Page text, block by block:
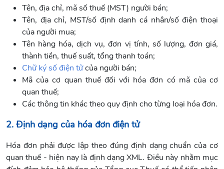
Tên, địa chỉ, mã số thuế (MST) người bán;
Tên, địa chỉ, MST/số định danh cá nhân/số điện thoại
của người mua;
Tên hàng hóa, dịch vụ, đơn vị tính, số lượng, đơn giá,
thành tiền, thuế suất, tổng thanh toán;
Chữ ký số điện tửcủa người bán;
Mã của cơ quan thuế đối với hóa đơn có mã của cơ
quan thuế;
Các thông tin khác theo quy định cho từng loại hóa đơn.
2. Định dạng của hóa đơn điện tử
Hóa đơn phải được lập theo đúng định dạng chuẩn của cơ
quan thuế - hiện nay là định dạng XML. Điều này nhằm mục